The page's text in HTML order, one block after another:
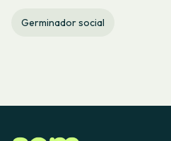
Germinador social